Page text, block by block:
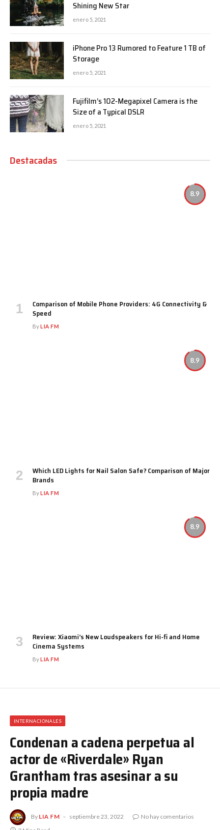
Shining New Star
enero 5, 2021
iPhone Pro 13 Rumored to Feature 1 TB of
Storage
enero 5, 2021
Fujifilm’s 102-Megapixel Camera is the
Size of a Typical DSLR
enero 5, 2021
Destacadas
8.9
Comparison of Mobile Phone Providers: 4G Connectivity &
Speed
ByLIA FM
8.9
Which LED Lights for Nail Salon Safe? Comparison of Major
Brands
ByLIA FM
8.9
Review: Xiaomi’s New Loudspeakers for Hi-fi and Home
Cinema Systems
ByLIA FM
INTERNACIONALES
Condenan a cadena perpetua al
actor de «Riverdale» Ryan
Grantham tras asesinar a su
propia madre
By LIA FM septiembre 23, 2022
No hay comentarios